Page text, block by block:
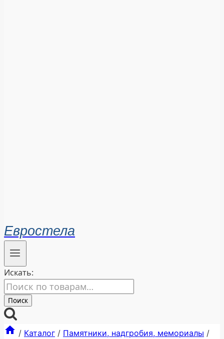
Евростела
Искать:
Поиск
/ Каталог / Памятники, надгробия, мемориалы /